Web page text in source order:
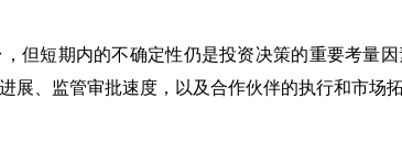
但短期内的不确定性仍是投资决策的重要考量
展、监管审批速度，以及合作伙伴的执行和市场拓